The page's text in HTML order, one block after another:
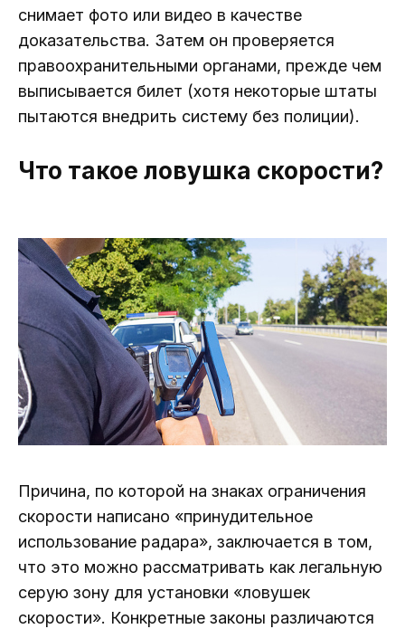
снимает фото или видео в качестве
доказательства. Затем он проверяется
правоохранительными органами, прежде чем
выписывается билет (хотя некоторые штаты
пытаются внедрить систему без полиции).
Что такое ловушка скорости?
Причина, по которой на знаках ограничения
скорости написано «принудительное
использование радара», заключается в том,
что это можно рассматривать как легальную
серую зону для установки «ловушек
скорости». Конкретные законы различаются